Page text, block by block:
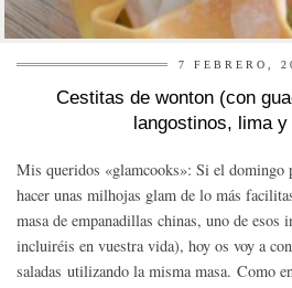
7 FEBRERO,
Cestitas de wonton (con
langostinos, lima
Mis queridos «glamcooks»: Si el domingo
hacer unas milhojas glam de lo más
masa de empanadillas chinas, uno de esos
incluiréis en vuestra vida), hoy os voy a
saladas utilizando la misma masa. Como